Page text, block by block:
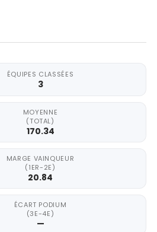
ÉQUIPES CLASSÉES
3
MOYENNE
(TOTAL)
170.34
MARGE VAINQUEUR
(1ER-2E)
20.84
ÉCART PODIUM
(3E-4E)
—